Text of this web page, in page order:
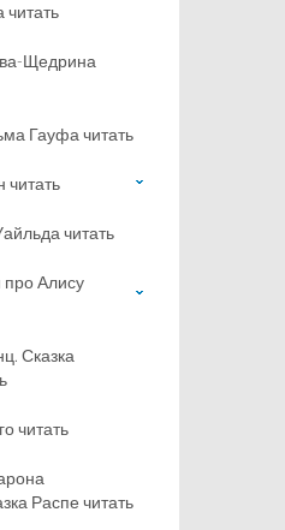
Щедрина
Гауфа читать
читать
читать
про Алису
Сказка
читать
Распе читать